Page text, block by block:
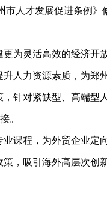
人才发展促进条例》
灵活高效的经济开
人力资源素质，为郑
针对紧缺型、高端型
。
课程，为外贸企业定
，吸引海外高层次创